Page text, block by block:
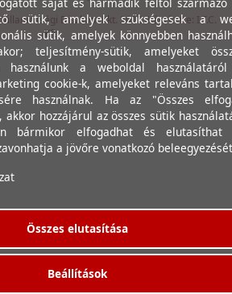
Diszkont Kkt. 2012. Készítette: I.T.C.
Kft.
sütik, amelyek szükségesek a
sütik, amelyek könnyebben
teljesítmény-sütik, amelyeket
használunk a weboldal
cookie-k, amelyeket releváns
használnak. Ha az "Összes
hozzájárul az összes sütik
bármikor elfogadhat és elutasíthat
a jövőre vonatkozó
Összes elutasítása
Beállítások